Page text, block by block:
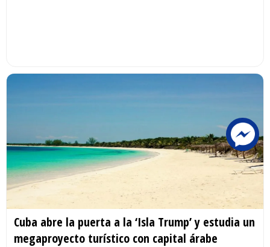
Cuba abre la puerta a la ‘Isla Trump’ y estudia un
megaproyecto turístico con capital árabe